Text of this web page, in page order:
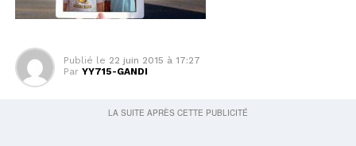
Publié le 22 juin 2015 à 17:27
Par YY715-GANDI